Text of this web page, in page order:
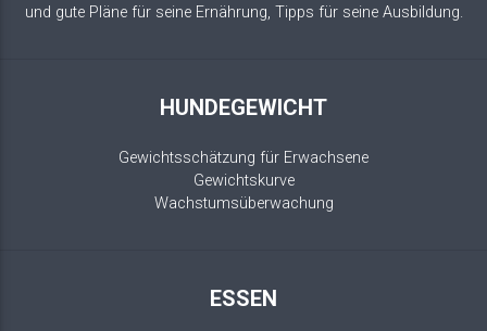
und gute Pläne für seine Ernährung, Tipps für seine Ausbildung.
HUNDEGEWICHT
Gewichtsschätzung für Erwachsene
Gewichtskurve
Wachstumsüberwachung
ESSEN